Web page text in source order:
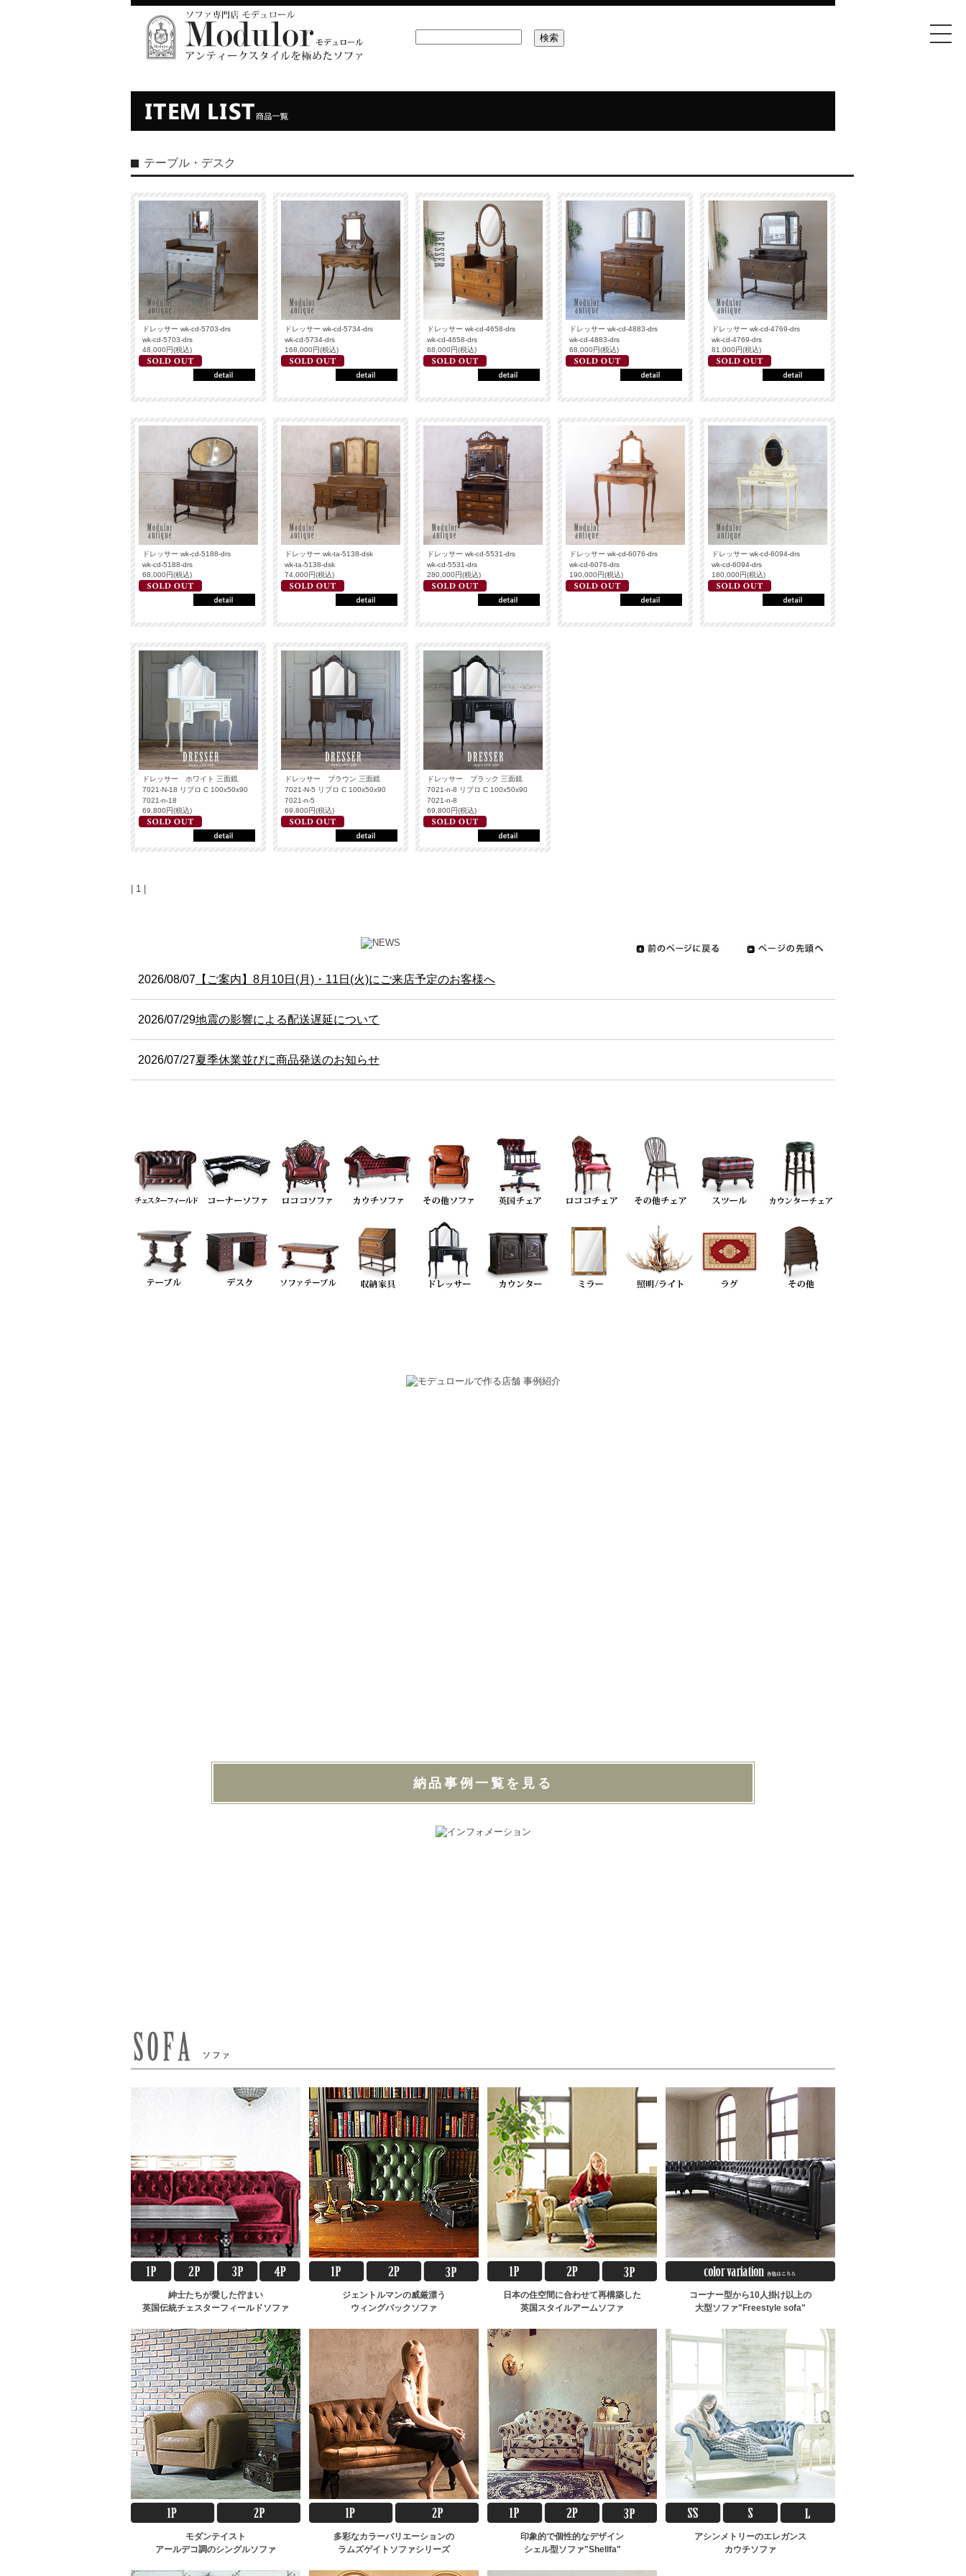
テーブル・デスク
ドレッサー wk-cd-5703-drs
wk-cd-5703-drs
48,000円(税込)
ドレッサー wk-cd-5734-drs
wk-cd-5734-drs
168,000円(税込)
ドレッサー wk-cd-4658-drs
wk-cd-4658-drs
68,000円(税込)
ドレッサー wk-cd-4883-drs
wk-cd-4883-drs
68,000円(税込)
ドレッサー wk-cd-4769-drs
wk-cd-4769-drs
81,000円(税込)
ドレッサー wk-cd-5188-drs
wk-cd-5188-drs
68,000円(税込)
ドレッサー wk-ta-5138-dsk
wk-ta-5138-dsk
74,000円(税込)
ドレッサー wk-cd-5531-drs
wk-cd-5531-drs
280,000円(税込)
ドレッサー wk-cd-6076-drs
wk-cd-6076-drs
190,000円(税込)
ドレッサー wk-cd-6094-drs
wk-cd-6094-drs
180,000円(税込)
ドレッサー ホワイト 三面鏡
7021-N-18 リプロ C 100x50x90
7021-n-18
69,800円(税込)
ドレッサー ブラウン 三面鏡
7021-N-5 リプロ C 100x50x90
7021-n-5
69,800円(税込)
ドレッサー ブラック 三面鏡
7021-n-8 リプロ C 100x50x90
7021-n-8
69,800円(税込)
| 1 |
2026/08/07 【ご案内】8月10日(月)・11日(火)にご来店予定のお客様へ
2026/07/29地震の影響による配送遅延について
2026/07/27夏季休業並びに商品発送のお知らせ
納品事例一覧を見る
紳士たちが愛した佇まい
英国伝統チェスターフィールドソファ
ジェントルマンの威厳漂う
ウィングバックソファ
日本の住空間に合わせて再構築した
英国スタイルアームソファ
コーナー型から10人掛け以上の
大型ソファ"Freestyle sofa"
モダンテイスト
アールデコ調のシングルソファ
多彩なカラーバリエーションの
ラムズゲイトソファシリーズ
印象的で個性的なデザイン
シェル型ソファ"Shellfa"
アシンメトリーのエレガンス
カウチソファ